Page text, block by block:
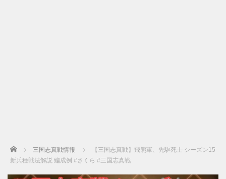
Home 三国志真戦情報
【三国志真戦】飛熊軍、先駆死士 シーズン15
新兵種戦法解説 編成例 #さくら #三国志真戦